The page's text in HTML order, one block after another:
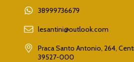
38999736679
lesantini@outlook.com
Praca Santo Antonio, 264,
39527-000